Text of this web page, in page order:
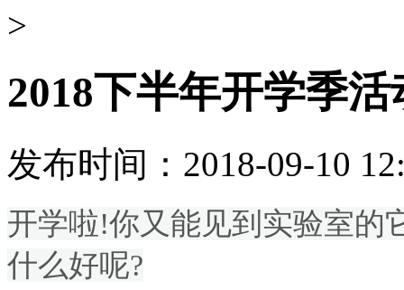
>
2018下半年开学季活
发布时间：2018-09-10
开学啦!你又能见到 实验室的
什么好呢?